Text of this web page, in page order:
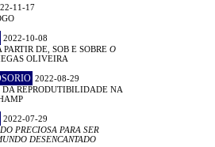
11-17
2022-10-08
DE, SOB E SOBRE O
OLIVEIRA
2022-08-29
DA REPRODUTIBILIDADE NA
2022-07-29
PRECIOSA PARA SER
DESENCANTADO